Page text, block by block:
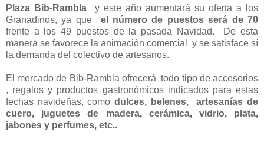
Plaza Bib-Rambla
y este año aumentará su oferta a los
Granadinos, ya que el número de puestos será de 70
frente a los 49 puestos de la pasada Navidad. De esta
manera se favorece la animación comercial y se satisface sí
la demanda del colectivo de artesanos.
El mercado de Bib-Rambla ofrecerá todo tipo de accesorios
, regalos y productos gastronómicos indicados para estas
fechas navideñas, comodulces, belenes, artesanías de
cuero, juguetes de madera, cerámica, vidrio, plata,
jabones y perfumes, etc..